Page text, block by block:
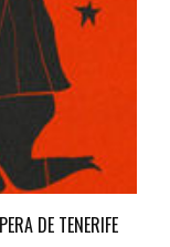
DE TENERIFE